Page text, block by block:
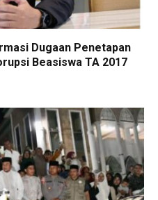
Dugaan Penetapan
Beasiswa TA 2017